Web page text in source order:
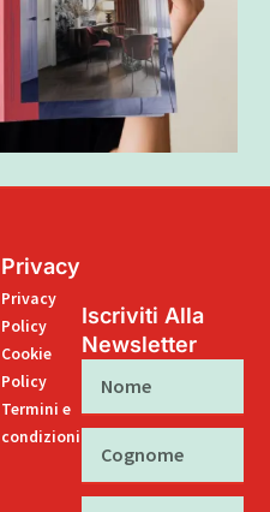
Privacy
Privacy
Policy
Cookie
Policy
Termini e
condizioni
Iscriviti Alla
Newsletter